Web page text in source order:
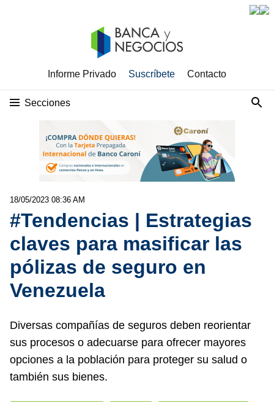
Informe Privado Suscríbete Contacto
Secciones
18/05/2023 08:36 AM
#Tendencias | Estrategias
claves para masificar las
pólizas de seguro en
Venezuela
Diversas compañías de seguros deben reorientar
sus procesos o adecuarse para ofrecer mayores
opciones a la población para proteger su salud o
también sus bienes.